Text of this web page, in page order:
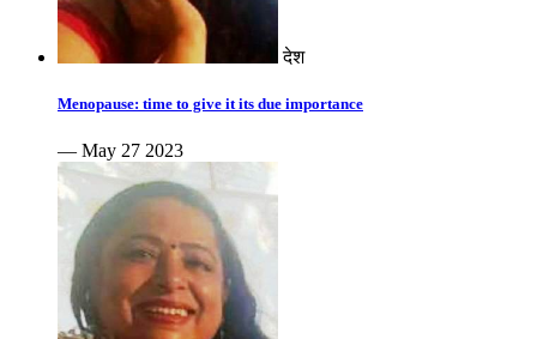
देश
Menopause: time to give it its due importance
— May 27 2023